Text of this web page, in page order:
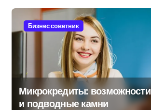
Бизнес советник
Микрокредиты: возможности
и подводные камни